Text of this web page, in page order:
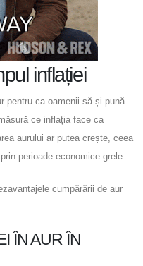
inflației
pentru ca oamenii să-și pună
ce inflația face ca
aurului ar putea crește, ceea
perioade economice grele.
cumpărării de aur
ÎN AUR ÎN